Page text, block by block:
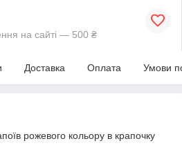
на сайті — 500 ₴
Доставка Оплата Умови
рожевого кольору в крапочку